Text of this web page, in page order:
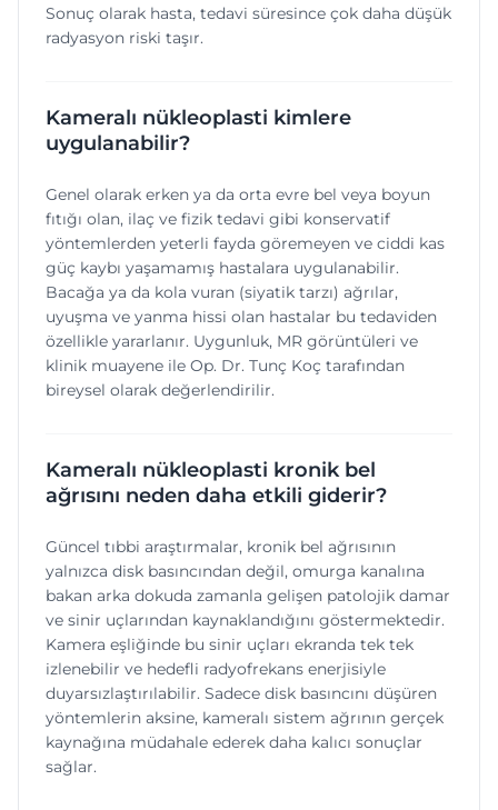
Sonuç olarak hasta, tedavi süresince çok daha düşük
radyasyon riski taşır.
Kameralı nükleoplasti kimlere
uygulanabilir?
Genel olarak erken ya da orta evre bel veya boyun
fıtığı olan, ilaç ve fizik tedavi gibi konservatif
yöntemlerden yeterli fayda göremeyen ve ciddi kas
güç kaybı yaşamamış hastalara uygulanabilir.
Bacağa ya da kola vuran (siyatik tarzı) ağrılar,
uyuşma ve yanma hissi olan hastalar bu tedaviden
özellikle yararlanır. Uygunluk, MR görüntüleri ve
klinik muayene ile Op. Dr. Tunç Koç tarafından
bireysel olarak değerlendirilir.
Kameralı nükleoplasti kronik bel
ağrısını neden daha etkili giderir?
Güncel tıbbi araştırmalar, kronik bel ağrısının
yalnızca disk basıncından değil, omurga kanalına
bakan arka dokuda zamanla gelişen patolojik damar
ve sinir uçlarından kaynaklandığını göstermektedir.
Kamera eşliğinde bu sinir uçları ekranda tek tek
izlenebilir ve hedefli radyofrekans enerjisiyle
duyarsızlaştırılabilir. Sadece disk basıncını düşüren
yöntemlerin aksine, kameralı sistem ağrının gerçek
kaynağına müdahale ederek daha kalıcı sonuçlar
sağlar.